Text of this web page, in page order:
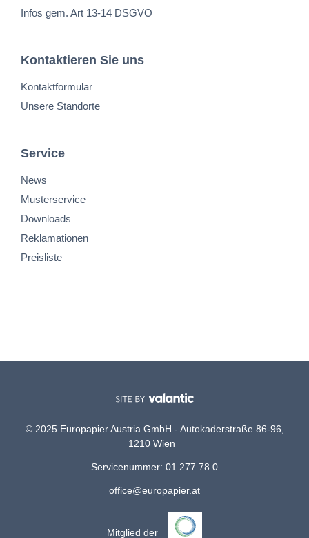
Infos gem. Art 13-14 DSGVO
Kontaktieren Sie uns
Kontaktformular
Unsere Standorte
Service
News
Musterservice
Downloads
Reklamationen
Preisliste
© 2025 Europapier Austria GmbH - Autokaderstraße 86-96,
1210 Wien
Servicenummer: 01 277 78 0
office@europapier.at
Mitglied der